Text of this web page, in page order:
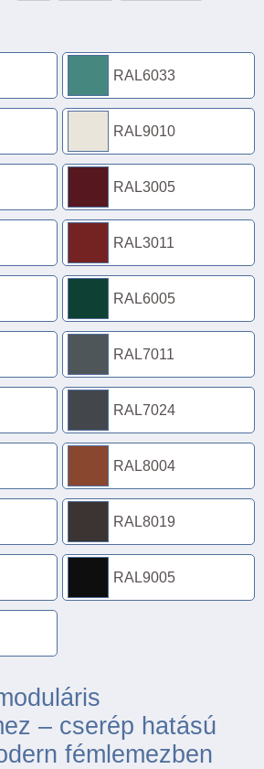
RAL6033
RAL9010
RAL3005
RAL3011
RAL6005
RAL7011
RAL7024
RAL8004
RAL8019
RAL9005
– cserép hatású
fémlemezben